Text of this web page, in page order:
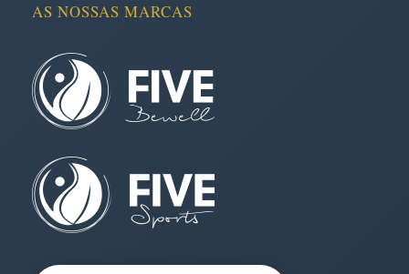
AS NOSSAS MARCAS